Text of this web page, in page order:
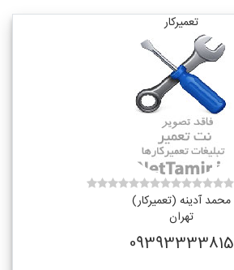
تعمیرکار
محمد آدینه (تعمیرکار)
تهران
09393333815